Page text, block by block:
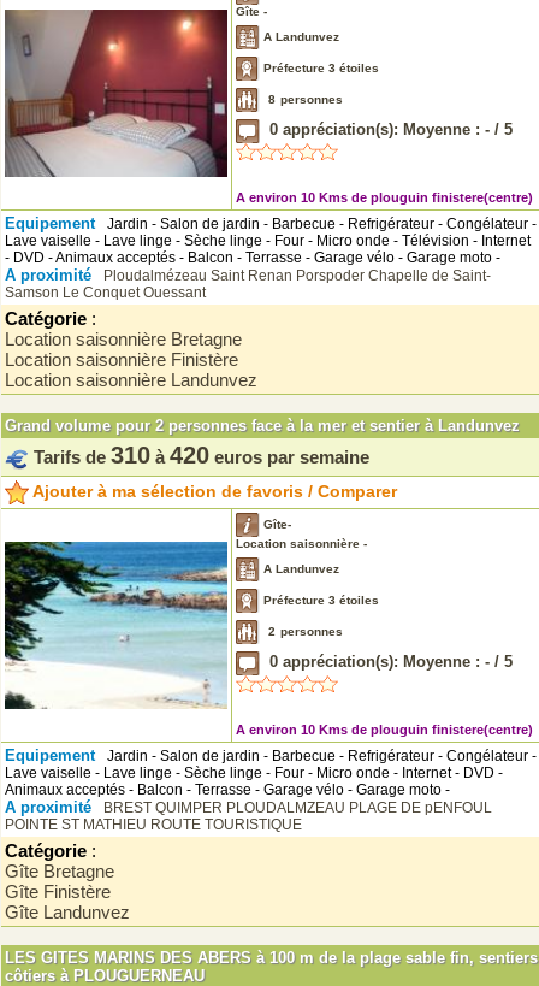
Gîte -
A Landunvez
Préfecture 3 étoiles
8 personnes
0 appréciation(s): Moyenne : - / 5
A environ 10 Kms de plouguin finistere(centre)
Equipement
Jardin - Salon de jardin - Barbecue - Refrigérateur - Congélateur -
Lave vaiselle - Lave linge - Sèche linge - Four - Micro onde - Télévision - Internet
- DVD - Animaux acceptés - Balcon - Terrasse - Garage vélo - Garage moto -
A proximité Ploudalmézeau Saint Renan Porspoder Chapelle de Saint-
Samson Le ConquetOuessant
Catégorie :
Location saisonnière Bretagne
Location saisonnière Finistère
Location saisonnière Landunvez
Grand volume pour 2 personnes face à la mer et sentier à Landunvez
Tarifs de 310 à 420 euros par semaine
Ajouter à ma sélection de favoris / Comparer
Gîte-
Location saisonnière -
A Landunvez
Préfecture 3 étoiles
2 personnes
0 appréciation(s): Moyenne : - / 5
A environ 10 Kms de plouguin finistere(centre)
Equipement
Jardin - Salon de jardin - Barbecue - Refrigérateur - Congélateur -
Lave vaiselle - Lave linge - Sèche linge - Four - Micro onde - Internet - DVD -
Animaux acceptés - Balcon - Terrasse - Garage vélo - Garage moto -
A proximité BREST QUIMPER PLOUDALMZEAU PLAGE DE pENFOUL
POINTE ST MATHIEU ROUTE TOURISTIQUE
Catégorie :
Gîte Bretagne
Gîte Finistère
Gîte Landunvez
LES GITES MARINS DES ABERS à 100 m de la plage sable fin, sentiers
côtiers à PLOUGUERNEAU